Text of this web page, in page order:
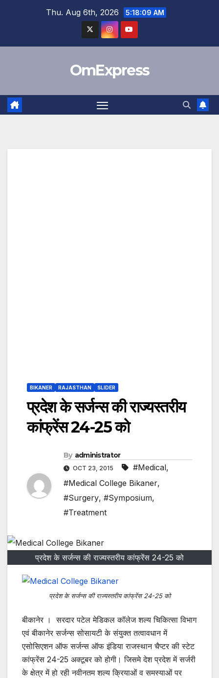
Thu. Aug 6th, 2026 5:18:10 AM
OmExpress
BIKANER RAJASTHAN SLIDER
प्रदेश के सर्जन्स की राज्यस्तरीय
कांफ्रेंस 24-25 को
By administrator
OCT 23, 2015 #Medical,
#Medical College Bikaner,
#Surgery, #Symposium,
#Treatment
प्रदेश के सर्जन्स की राज्यस्तरीय कांफ्रेंस 24-25 को
प्रदेश के सर्जन्स की राज्यस्तरीय कांफ्रेंस 24-25 को
बीकानेर । सरदार पटेल मेडिकल कॉलेज शल्य चिकित्सा विभाग
एवं बीकानेर सर्जन्स सोसायटी के संयुक्त तत्वावधान में
एसोसिएशन ऑफ सर्जन्स ऑफ इंडिया राजस्थान चैप्टर की स्टेट
कांफ्रेंस 24-25 अक्टूबर को होगी। जिसमे देश प्रदेश में सर्जरी
के क्षेत्र में हो रही नवीनतम शल्य क्रियाओं व समस्याओं पर